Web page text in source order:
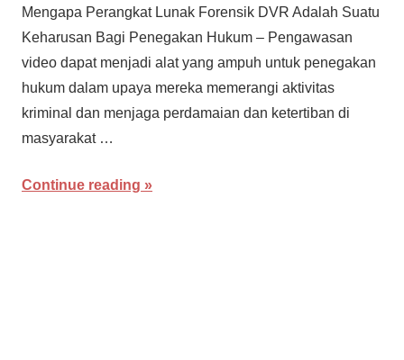
Mengapa Perangkat Lunak Forensik DVR Adalah Suatu
Keharusan Bagi Penegakan Hukum – Pengawasan
video dapat menjadi alat yang ampuh untuk penegakan
hukum dalam upaya mereka memerangi aktivitas
kriminal dan menjaga perdamaian dan ketertiban di
masyarakat …
Continue reading